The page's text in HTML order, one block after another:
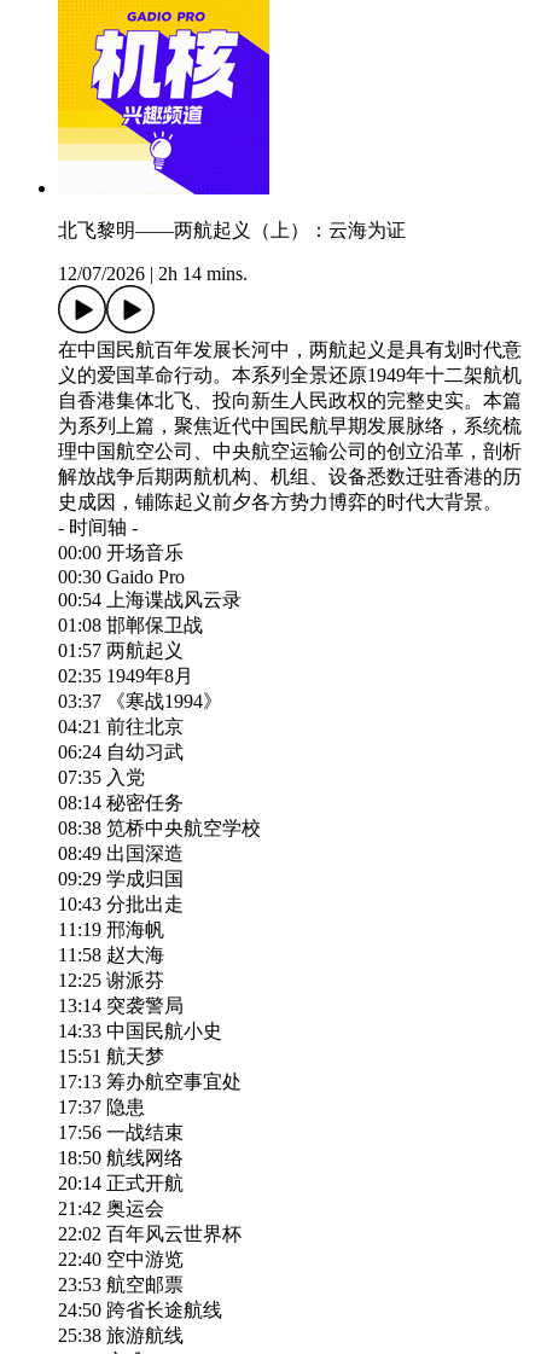
北飞黎明——两航起义（上）：云海为证
12/07/2026 2h 14 mins.
在中国民航百年发展长河中，两航起义是具有划时代意
义的爱国革命行动。本系列全景还原1949年十二架航机
自香港集体北飞、投向新生人民政权的完整史实。本篇
为系列上篇，聚焦近代中国民航早期发展脉络，系统梳
理中国航空公司、中央航空运输公司的创立沿革，剖析
解放战争后期两航机构、机组、设备悉数迁驻香港的历
史成因，铺陈起义前夕各方势力博弈的时代大背景。
- 时间轴 -
00:00 开场音乐
00:30 Gaido Pro
00:54 上海谍战风云录
01:08 邯郸保卫战
01:57 两航起义
02:35 1949年8月
03:37 《寒战1994》
04:21 前往北京
06:24 自幼习武
07:35 入党
08:14 秘密任务
08:38 笕桥中央航空学校
08:49 出国深造
09:29 学成归国
10:43 分批出走
11:19 邢海帆
11:58 赵大海
12:25 谢派芬
13:14 突袭警局
14:33 中国民航小史
15:51 航天梦
17:13 筹办航空事宜处
17:37 隐患
17:56 一战结束
18:50 航线网络
20:14 正式开航
21:42 奥运会
22:02 百年风云世界杯
22:40 空中游览
23:53 航空邮票
24:50 跨省长途航线
25:38 旅游航线